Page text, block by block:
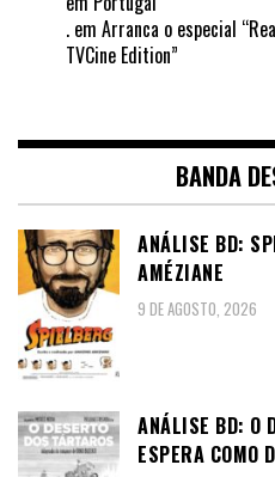
. em Arranca o especial
TVCine Edition”
BANDA
ANÁLISE BD:
AMÉZIANE
9 DE AGOSTO, 2026
ANÁLISE BD: O
ESPERA COMO